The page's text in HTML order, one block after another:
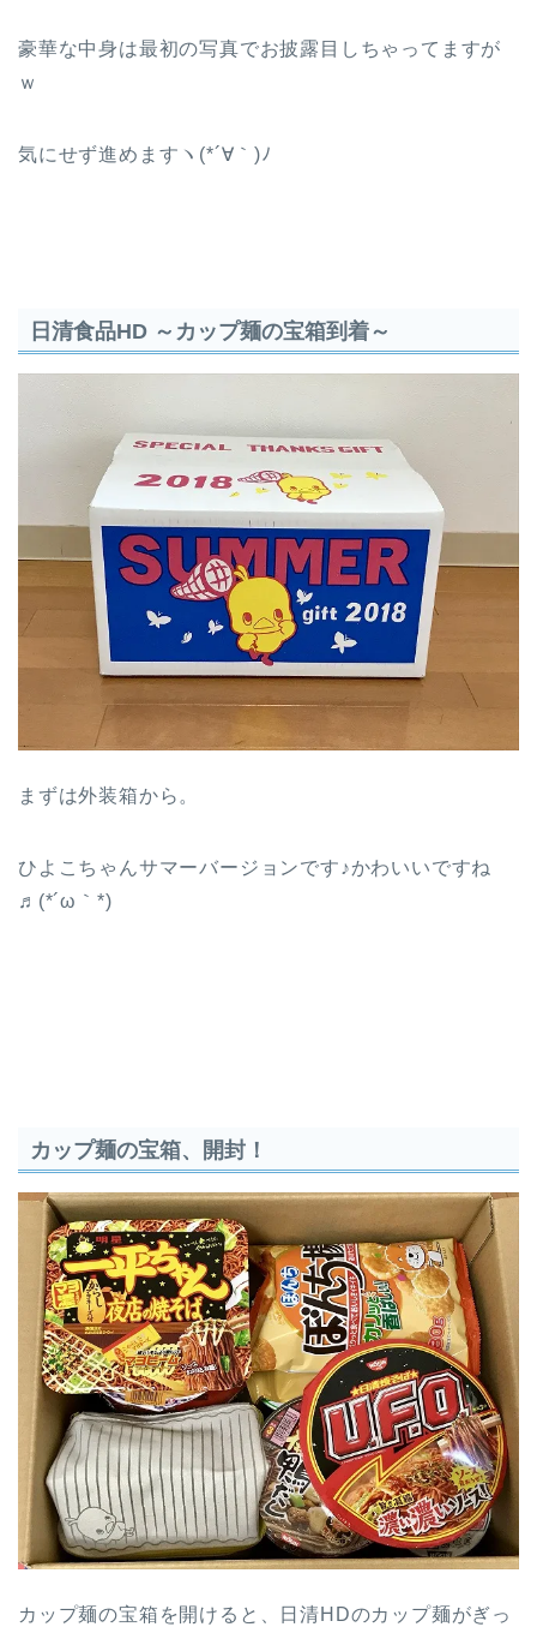
豪華な中身は最初の写真でお披露目しちゃってますが
ｗ
気にせず進めますヽ(*´∀｀)ﾉ
日清食品HD ～カップ麺の宝箱到着～
まずは外装箱から。
ひよこちゃんサマーバージョンです♪かわいいですね
♬(*´ω｀*)
カップ麺の宝箱、開封！
カップ麺の宝箱を開けると、日清HDのカップ麺がぎっ